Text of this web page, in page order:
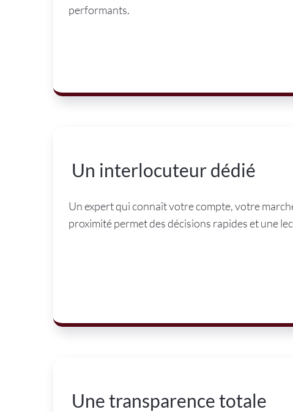
performants.
Un interlocuteur dédié
Un expert qui connaît votre compte, votre
proximité permet des décisions rapides et une
Une transparence totale